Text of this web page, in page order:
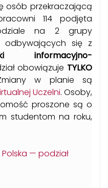
osób przekraczającą
114 podjęta
na 2 grupy
się z
informacyjno-
obowiązuje TYLKO
w planie są
Uczelni. Osoby,
proszone są o
studentom na roku,
— podział